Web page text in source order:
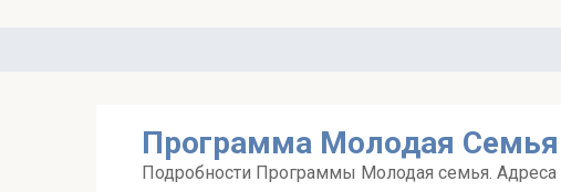
Программа Молодая Семья
Подробности Программы Молодая семья. Адреса